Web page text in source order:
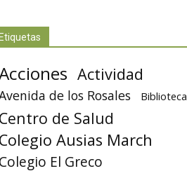
Actividad
de los Rosales Biblioteca
de Salud
Ausias March
El Greco